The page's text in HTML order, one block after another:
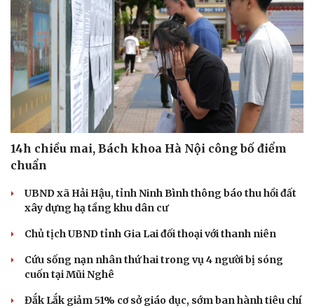
Văn hóa
Sân khấu - Điện ảnh
Âm nhạc
Sao Việt
14h chiều mai, Bách khoa Hà Nội công bố điểm
chuẩn
UBND xã Hải Hậu, tỉnh Ninh Bình thông báo thu hồi đất
xây dựng hạ tầng khu dân cư
Chủ tịch UBND tỉnh Gia Lai đối thoại với thanh niên
Cứu sống nạn nhân thứ hai trong vụ 4 người bị sóng
cuốn tại Mũi Nghê
Đắk Lắk giảm 51% cơ sở giáo dục, sớm ban hành tiêu chí